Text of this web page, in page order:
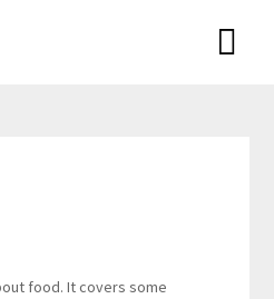
food. It covers some